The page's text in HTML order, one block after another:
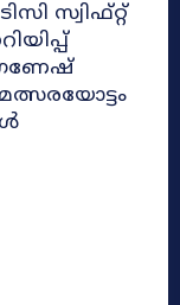
സ്വിഫ്റ്റ്
ഗണേഷ്